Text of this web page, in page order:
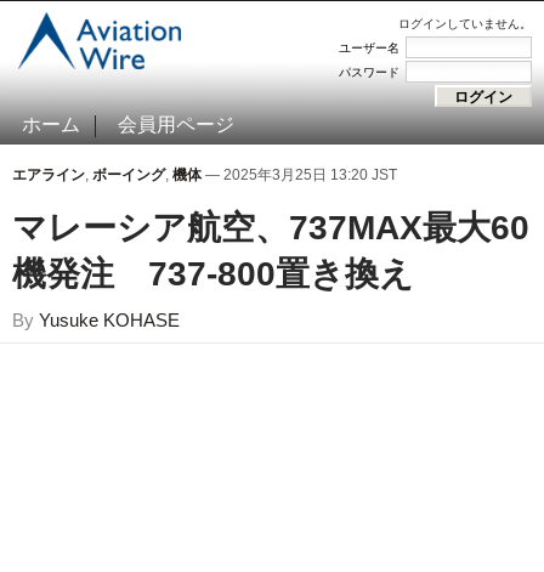
ログインしていません。
ユーザー名
パスワード
ホーム 会員用ページ
エアライン, ボーイング, 機体— 2025年3月25日 13:20 JST
マレーシア航空、737MAX最大60
機発注 737-800置き換え
By Yusuke KOHASE